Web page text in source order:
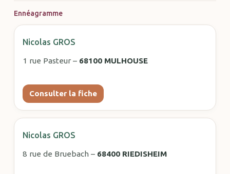
Ennéagramme
Nicolas GROS
1 rue Pasteur – 68100 MULHOUSE
Consulter la fiche
Nicolas GROS
8 rue de Bruebach – 68400 RIEDISHEIM